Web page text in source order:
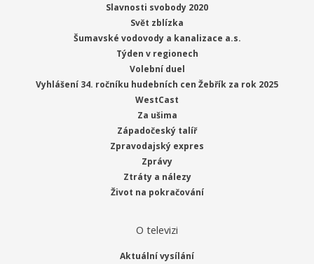
Slavnosti svobody 2020
Svět zblízka
Šumavské vodovody a kanalizace a.s.
Týden v regionech
Volební duel
Vyhlášení 34. ročníku hudebních cen Žebřík za rok 2025
WestCast
Za ušima
Západočeský talíř
Zpravodajský expres
Zprávy
Ztráty a nálezy
Život na pokračování
O televizi
Aktuální vysílání